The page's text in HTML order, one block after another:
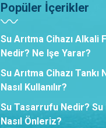
Popüler İçerikler
Su Arıtma Cihazı Alkali
Nedir? Ne Işe Yarar?
Su Arıtma Cihazı Tankı
Nasıl Kullanılır?
Su Tasarrufu Nedir? Su
Nasıl Önleriz?